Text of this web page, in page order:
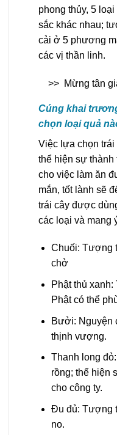
phong thủy, 5
sắc khác nhau;
cải ở 5 phương
các vị thần linh.
>> Mừng tân
Cúng khai
chọn loại quả
Việc lựa chọn
thể hiện sự thành
cho việc làm ăn
mắn, tốt lành sẽ
trái cây được
các loại và mang
Chuối: Tượng
chở
Phật thủ
Phật có thể
Bưởi: Nguyện
thịnh vượng.
Thanh long
rồng; thể hiện
cho công ty.
Đu đủ: Tượng
no.